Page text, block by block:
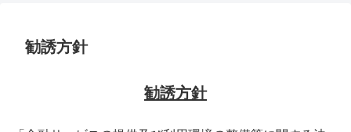
勧誘方針
勧誘方針